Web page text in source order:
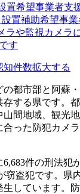
置希望事業者支
置補助希望事業
ラや監視カメラ
す
拡大する
都市部と阿蘇
する県です。
間地域、観光
った防犯カメ
件の刑法犯
窃盗犯です。県
しています。